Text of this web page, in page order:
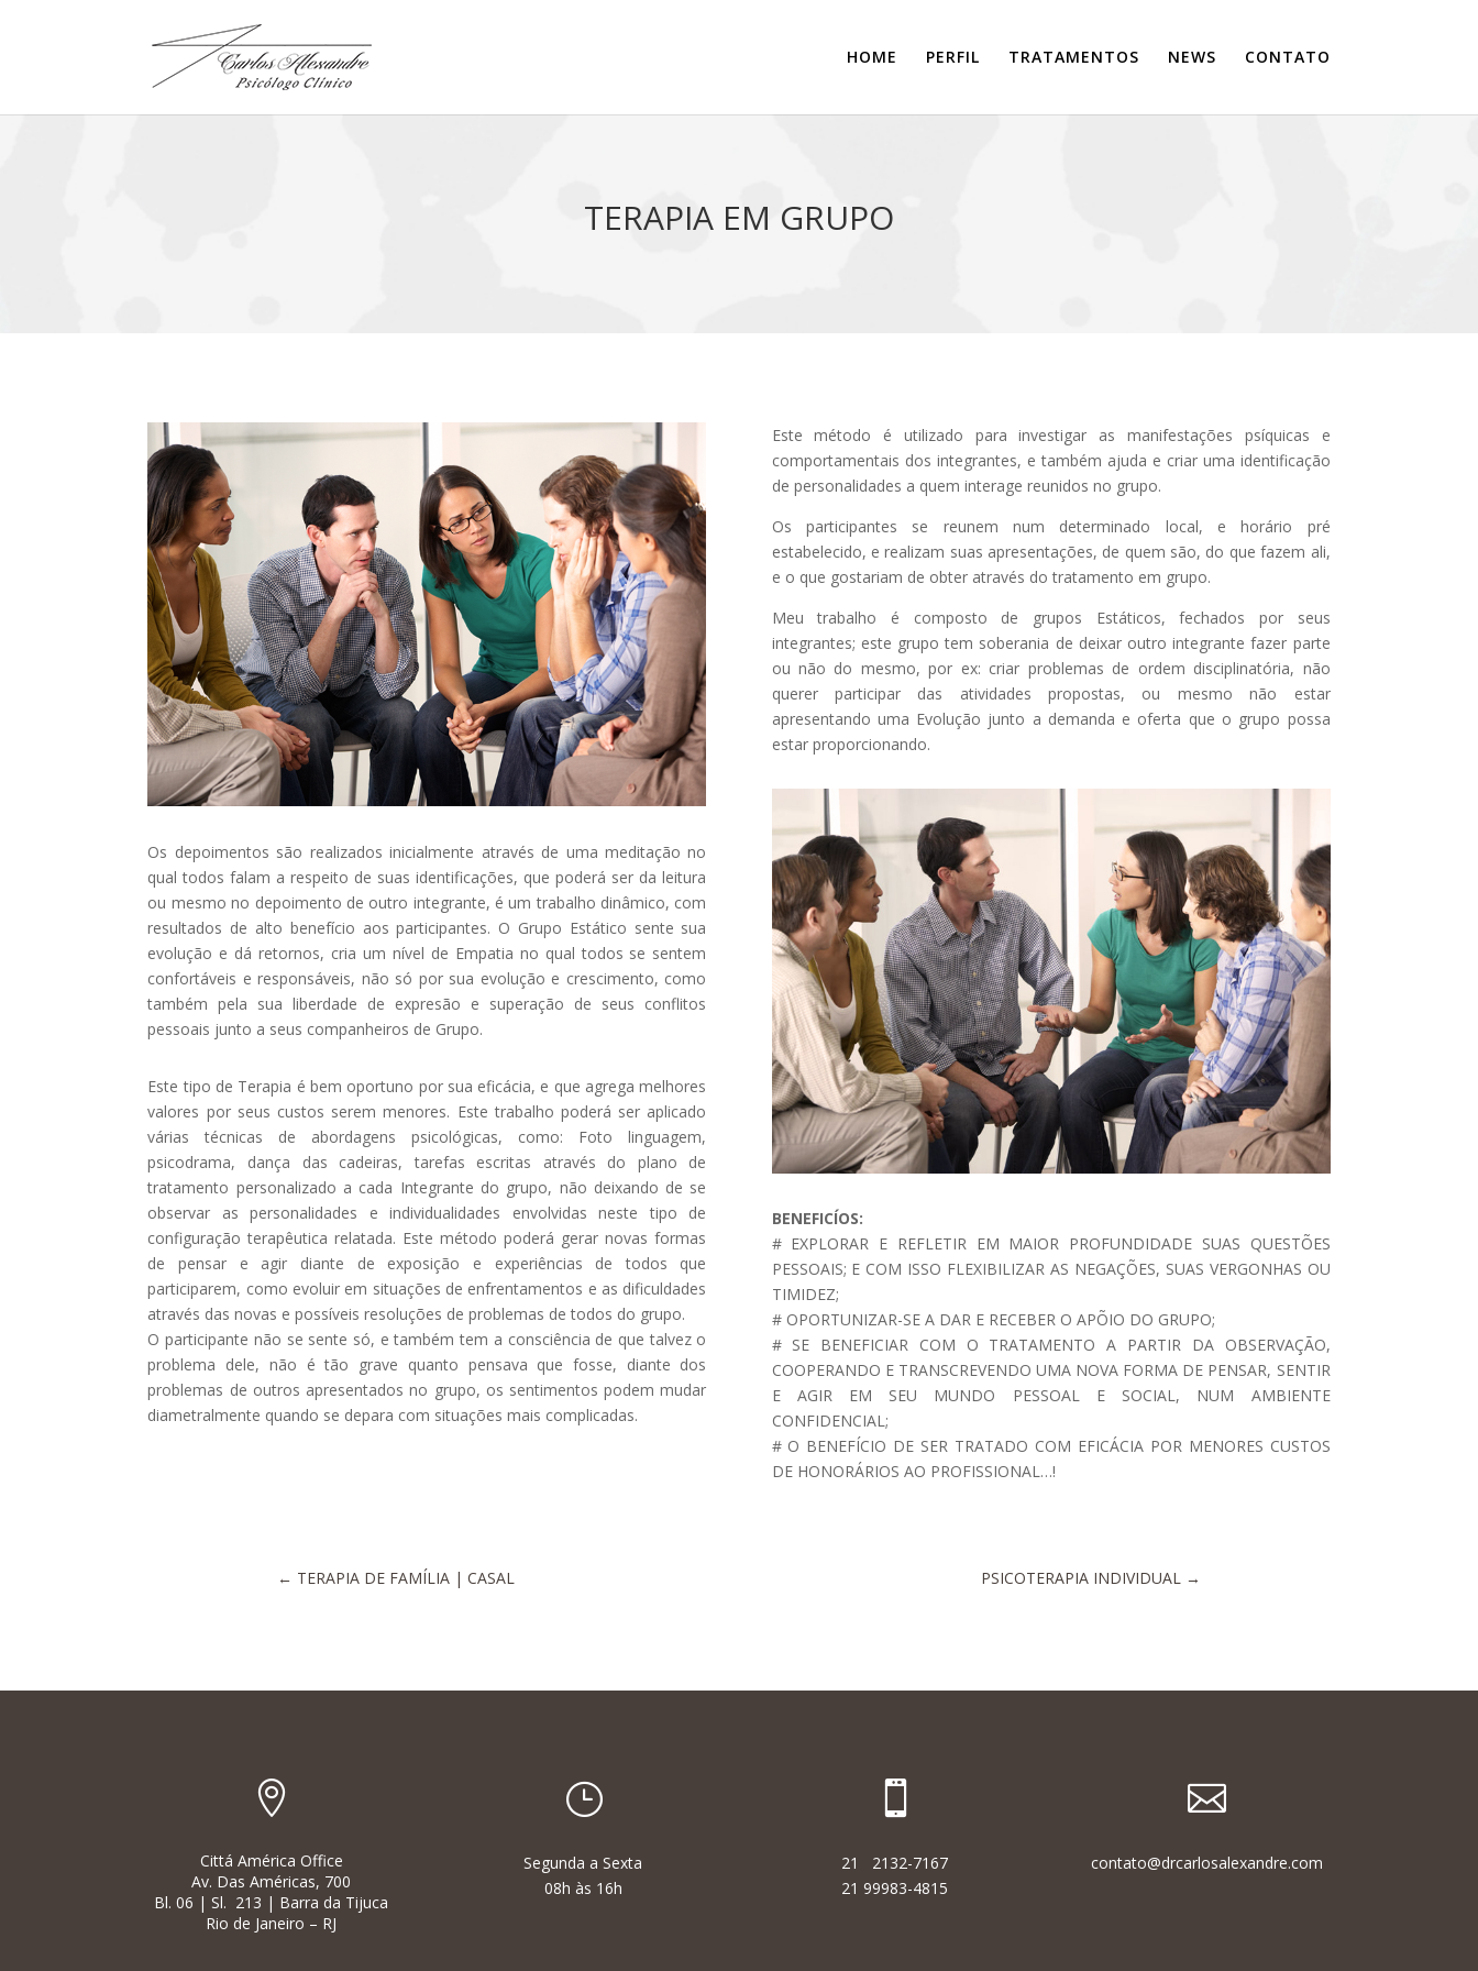
HOME PERFIL TRATAMENTOS NEWS CONTATO
TERAPIA EM GRUPO
Os depoimentos são realizados inicialmente através de uma meditação no
qual todos falam a respeito de suas identificações, que poderá ser da leitura
ou mesmo no depoimento de outro integrante, é um trabalho dinâmico, com
resultados de alto benefício aos participantes. O Grupo Estático sente sua
evolução e dá retornos, cria um nível de Empatia no qual todos se sentem
confortáveis e responsáveis, não só por sua evolução e crescimento, como
também pela sua liberdade de expresão e superação de seus conflitos
pessoais junto a seus companheiros de Grupo.
Este tipo de Terapia é bem oportuno por sua eficácia, e que agrega melhores
valores por seus custos serem menores. Este trabalho poderá ser aplicado
várias técnicas de abordagens psicológicas, como: Foto linguagem,
psicodrama, dança das cadeiras, tarefas escritas através do plano de
tratamento personalizado a cada Integrante do grupo, não deixando de se
observar as personalidades e individualidades envolvidas neste tipo de
configuração terapêutica relatada. Este método poderá gerar novas formas
de pensar e agir diante de exposição e experiências de todos que
participarem, como evoluir em situações de enfrentamentos e as dificuldades
através das novas e possíveis resoluções de problemas de todos do grupo.
O participante não se sente só, e também tem a consciência de que talvez o
problema dele, não é tão grave quanto pensava que fosse, diante dos
problemas de outros apresentados no grupo, os sentimentos podem mudar
diametralmente quando se depara com situações mais complicadas.
Este método é utilizado para investigar as manifestações psíquicas e
comportamentais dos integrantes, e também ajuda e criar uma identificação
de personalidades a quem interage reunidos no grupo.
Os participantes se reunem num determinado local, e horário pré
estabelecido, e realizam suas apresentações, de quem são, do que fazem ali,
e o que gostariam de obter através do tratamento em grupo.
Meu trabalho é composto de grupos Estáticos, fechados por seus
integrantes; este grupo tem soberania de deixar outro integrante fazer parte
ou não do mesmo, por ex: criar problemas de ordem disciplinatória, não
querer participar das atividades propostas, ou mesmo não estar
apresentando uma Evolução junto a demanda e oferta que o grupo possa
estar proporcionando.
BENEFICÍOS:
# EXPLORAR E REFLETIR EM MAIOR PROFUNDIDADE SUAS QUESTÕES
PESSOAIS; E COM ISSO FLEXIBILIZAR AS NEGAÇÕES, SUAS VERGONHAS OU
TIMIDEZ;
# OPORTUNIZAR-SE A DAR E RECEBER O APÕIO DO GRUPO;
# SE BENEFICIAR COM O TRATAMENTO A PARTIR DA OBSERVAÇÃO,
COOPERANDO E TRANSCREVENDO UMA NOVA FORMA DE PENSAR, SENTIR
E AGIR EM SEU MUNDO PESSOAL E SOCIAL, NUM AMBIENTE
CONFIDENCIAL;
# O BENEFÍCIO DE SER TRATADO COM EFICÁCIA POR MENORES CUSTOS
DE HONORÁRIOS AO PROFISSIONAL…!
← TERAPIA DE FAMÍLIA | CASAL PSICOTERAPIA INDIVIDUAL →

Cittá América Office
Av. Das Américas, 700
Bl. 06 | Sl. 213 | Barra da Tijuca
Rio de Janeiro – RJ
}
Segunda a Sexta
08h às 16h

21 2132-7167
21 99983-4815

contato@drcarlosalexandre.com